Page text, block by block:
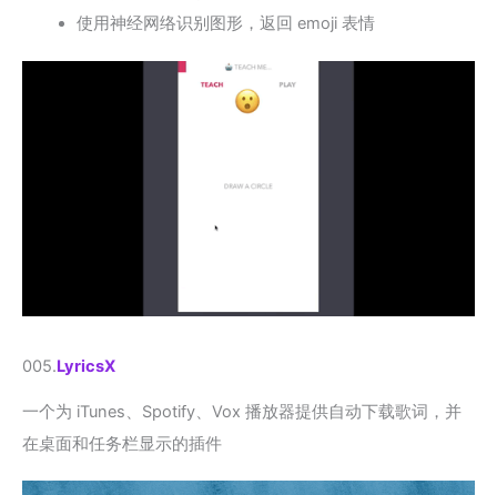
使用神经网络识别图形，返回 emoji 表情
005.LyricsX
一个为 iTunes、Spotify、Vox 播放器提供自动下载歌词，并
在桌面和任务栏显示的插件